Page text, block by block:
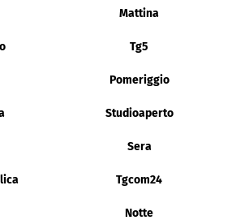
Mattina
Tg5
Pomeriggio
Studioaperto
Sera
Tgcom24
Notte